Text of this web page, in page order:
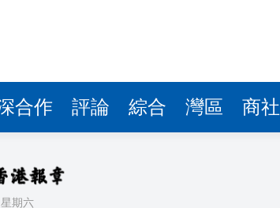
合作 評論 綜合 灣區 商社
星期六
玩法
黎智英求情 罪證如山豈能妄想輕判
獨立委員會工作 李家超暫停3項公職委任
證文儒沉香從傳統邁向現代
來瓊考察